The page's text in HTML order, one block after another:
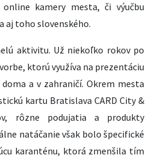
kamery mesta, či výučbu
aj toho slovenského.
aktivitu. Už niekoľko rokov po
ktorú využíva na prezentáciu
a v zahraničí. Okrem mesta
kartu Bratislava CARD City &
rôzne podujatia a produkty
natáčanie však bolo špecifické
karanténu, ktorá zmenšila tím